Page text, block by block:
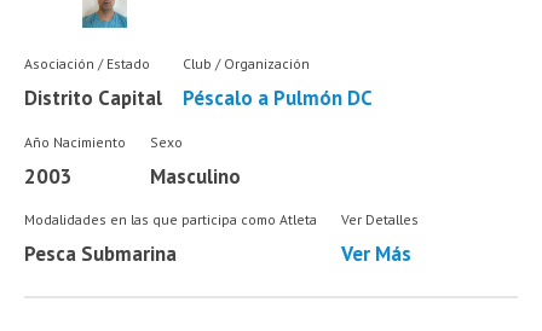
Asociación / Estado
Distrito Capital
Club / Organización
Péscalo a Pulmón DC
Año Nacimiento
2003
Sexo
Masculino
Modalidades en las que participa como Atleta
Pesca Submarina
Ver Detalles
Ver Más